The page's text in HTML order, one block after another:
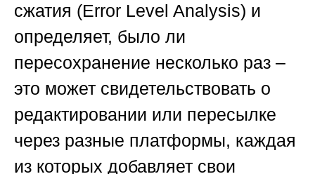
сжатия (Error Level Analysis) и
определяет, было ли
пересохранение несколько раз –
это может свидетельствовать о
редактировании или пересылке
через разные платформы, каждая
из которых добавляет свои